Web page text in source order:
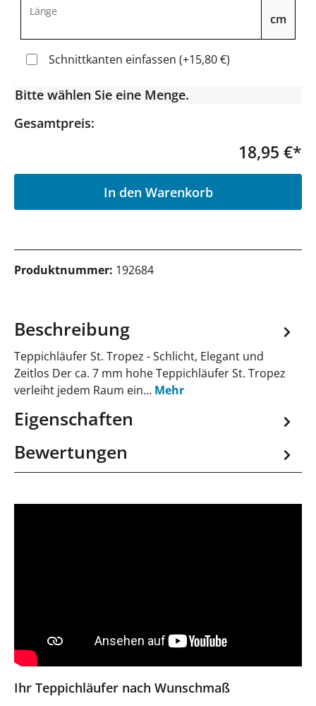
Länge
cm
Schnittkanten einfassen (+15,80 €)
Bitte wählen Sie eine Menge.
Gesamtpreis:
18,95 €*
In den Warenkorb
Produktnummer: 192684
Beschreibung
Teppichläufer St. Tropez - Schlicht, Elegant und
Zeitlos Der ca. 7 mm hohe Teppichläufer St. Tropez
verleiht jedem Raum ein… Mehr
Eigenschaften
Bewertungen
Ihr Teppichläufer nach Wunschmaß